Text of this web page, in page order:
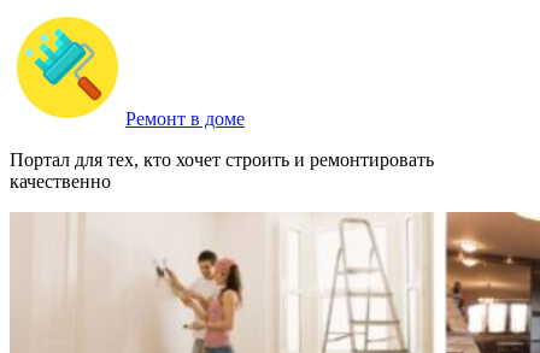
Ремонт в доме
Портал для тех, кто хочет строить и ремонтировать
качественно